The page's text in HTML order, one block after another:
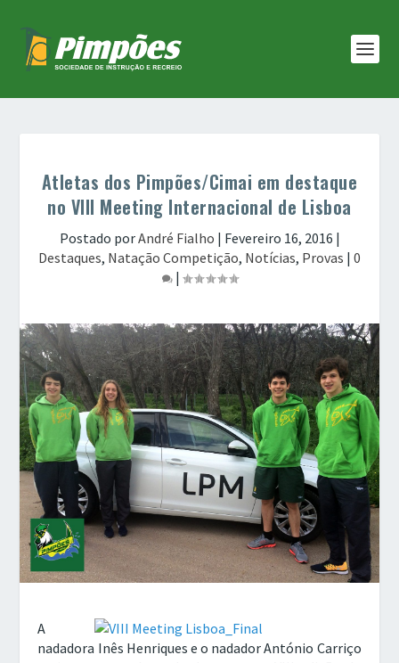
Atletas dos Pimpões/Cimai em destaque
no VIII Meeting Internacional de Lisboa
Postado porAndré Fialho | Fevereiro 16, 2016 |
Destaques, Natação Competição, Notícias, Provas | 0
|
A
nadadora Inês Henriques e o nadador António Carriço